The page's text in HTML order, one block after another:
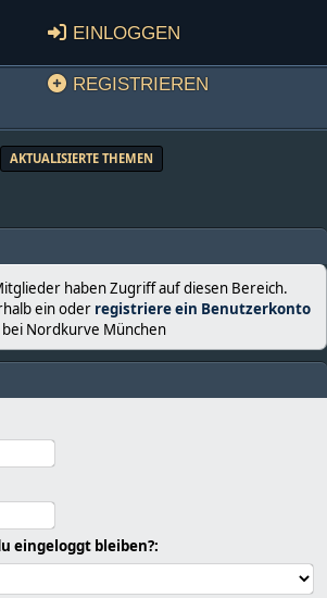
Einloggen
Registrieren
AKTUALISIERTE THEMEN
haben Zugriff auf diesen Bereich.
ein oder registriere ein Benutzerkonto
bei Nordkurve München
eingeloggt bleiben?: